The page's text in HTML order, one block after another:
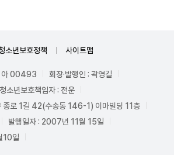
소년보호정책 사이트맵
아 00493
회장·발행인 : 곽영길
청소년보호책임자 : 전운
종로 1길 42(수송동 146-1) 이마빌딩 11층
발행일자 : 2007년 11월 15일
10일